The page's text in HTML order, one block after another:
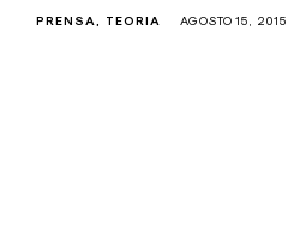
PRENSA TEORIA AGOSTO 15, 2015